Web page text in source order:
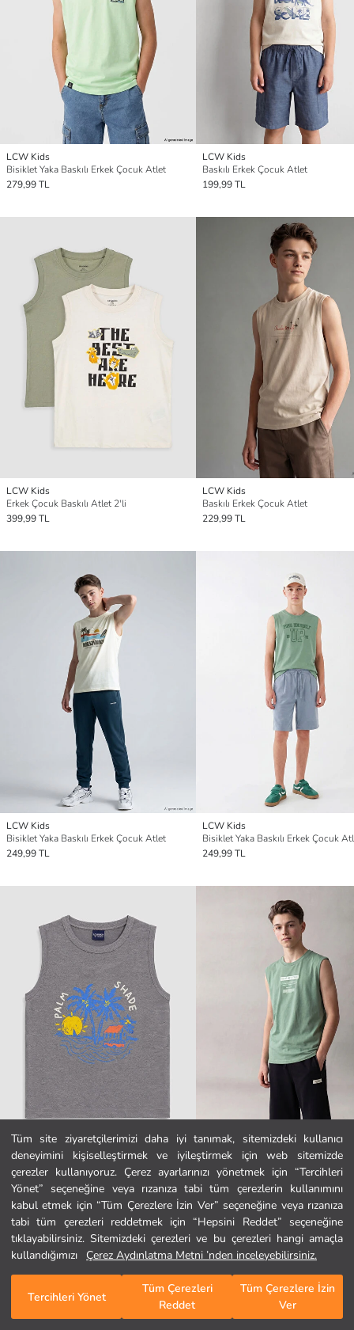
Tüm site ziyaretçilerimizi daha iyi tanımak, sitemizdeki kullanıcı
deneyimini kişiselleştirmek ve iyileştirmek için web sitemizde
çerezler kullanıyoruz. Çerez ayarlarınızı yönetmek için “Tercihleri
Yönet” seçeneğine veya rızanıza tabi tüm çerezlerin kullanımını
kabul etmek için “Tüm Çerezlere İzin Ver” seçeneğine veya rızanıza
tabi tüm çerezleri reddetmek için “Hepsini Reddet” seçeneğine
tıklayabilirsiniz. Sitemizdeki çerezleri ve bu çerezleri hangi amaçla
kullandığımızı
Çerez Aydınlatma Metni ’nden inceleyebilirsiniz.
Tercihleri Yönet
Tüm Çerezleri
Reddet
Tüm Çerezlere İzin
Ver
Ana Sayfa
Kategoriler
Sepetim
LCW Kids
Bisiklet Yaka Baskılı Erkek Çocuk Atlet
279,99 TL
LCW Kids
Baskılı Erkek Çocuk Atlet
199,99 TL
LCW Kids
Erkek Çocuk Baskılı Atlet 2'li
399,99 TL
LCW Kids
Baskılı Erkek Çocuk Atlet
229,99 TL
LCW Kids
Bisiklet Yaka Baskılı Erkek Çocuk Atlet
249,99 TL
LCW Kids
Bisiklet Yaka Baskılı Erkek Çocuk
249,99 TL
LC WAIKIKI
Bisiklet Yaka Baskılı Erkek Çocuk Atlet
179,99 TL
LCW Kids
Bisiklet Yaka NYC Baskılı Erkek
299,99 TL
/